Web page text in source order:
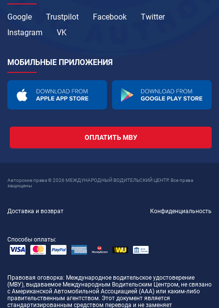
Google Trustpilot Facebook
Twitter
Instagram
VK
МОБИЛЬНЫЕ ПРИЛОЖЕНИЯ
ОПЛАТИТЬ МВУ
Авторские права © 2026 МЕЖДУНАРОДНЫЙ ВОДИТЕЛЬСКИЙ ЦЕНТР. Все права
защищены
Доставка и возврат Конфиденциальность
Способы оплаты:
Правовая оговорка: Международное водительское удостоверение
(МВУ), выдаваемое Международным Водительским Центром, не связано
с Американской Автомобильной Ассоциацией (AAA) или каким-либо
правительственным агентством. Этот документ является
стандартизированным средством перевода и не заменяет